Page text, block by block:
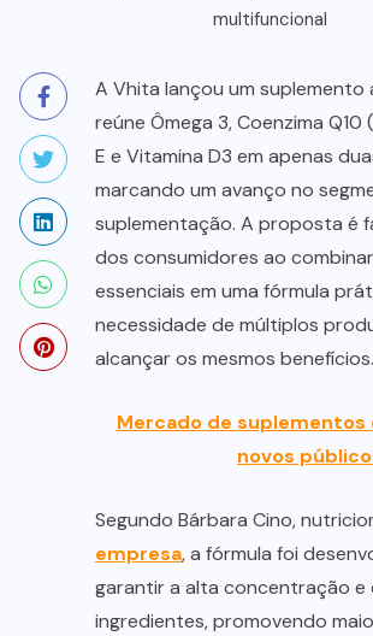
multifuncional
A Vhita lançou um suplemento
reúne Ômega 3, Coenzima Q10
E e Vitamina D3 em apenas
marcando um avanço no
suplementação. A proposta é
dos consumidores ao
essenciais em uma fórmula
necessidade de múltiplos
alcançar os mesmos benefícios.
Mercado de suplementos
novos
Segundo Bárbara Cino,
empresa, a fórmula foi
garantir a alta concentração e
ingredientes, promovendo